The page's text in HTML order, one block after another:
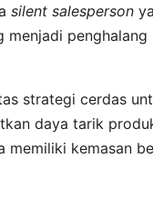
silent salesperson
strategi cerdas
daya tarik
kemasan